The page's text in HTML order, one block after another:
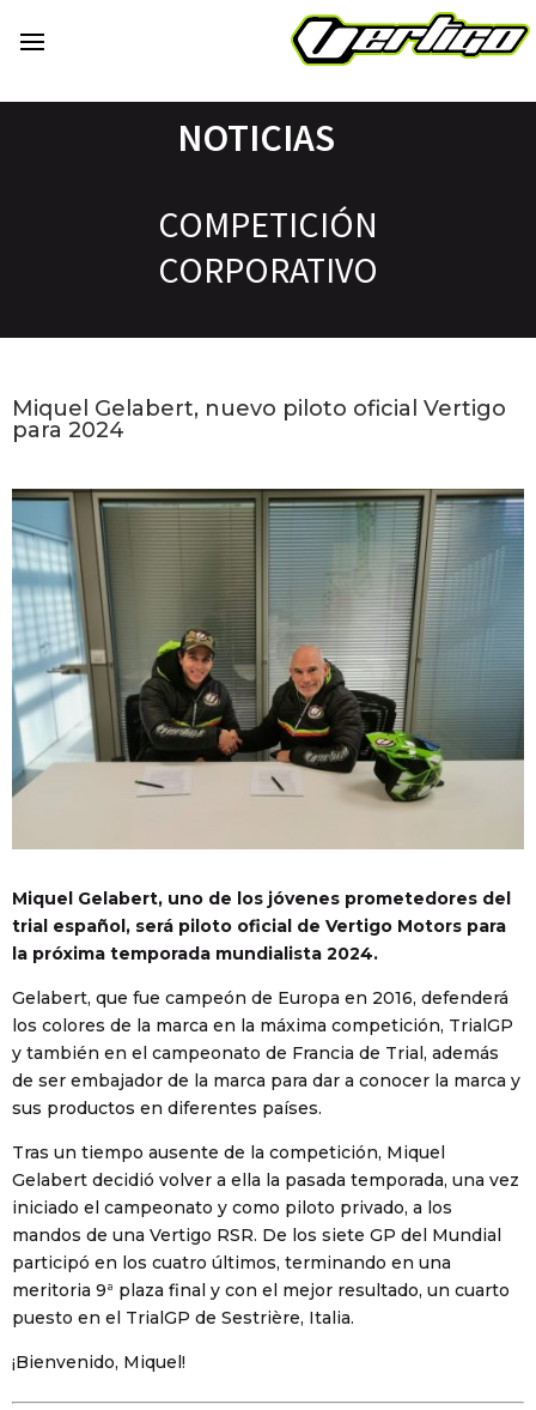
NOTICIAS
COMPETICIÓN
CORPORATIVO
Miquel Gelabert, nuevo piloto oficial Vertigo
para 2024
Miquel Gelabert, uno de los jóvenes prometedores del
trial español, será piloto oficial de Vertigo Motors para
la próxima temporada mundialista 2024.
Gelabert, que fue campeón de Europa en 2016, defenderá
los colores de la marca en la máxima competición, TrialGP
y también en el campeonato de Francia de Trial, además
de ser embajador de la marca para dar a conocer la marca y
sus productos en diferentes países.
Tras un tiempo ausente de la competición, Miquel
Gelabert decidió volver a ella la pasada temporada, una vez
iniciado el campeonato y como piloto privado, a los
mandos de una Vertigo RSR. De los siete GP del Mundial
participó en los cuatro últimos, terminando en una
meritoria 9ª plaza final y con el mejor resultado, un cuarto
puesto en el TrialGP de Sestrière, Italia.
¡Bienvenido, Miquel!